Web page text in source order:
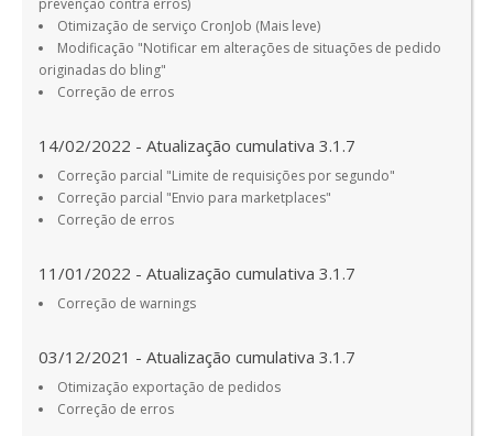
prevenção contra erros)
Otimização de serviço CronJob (Mais leve)
Modificação "Notificar em alterações de situações de pedido
originadas do bling"
Correção de erros
14/02/2022 - Atualização cumulativa 3.1.7
Correção parcial "Limite de requisições por segundo"
Correção parcial "Envio para marketplaces"
Correção de erros
11/01/2022 - Atualização cumulativa 3.1.7
Correção de warnings
03/12/2021 - Atualização cumulativa 3.1.7
Otimização exportação de pedidos
Correção de erros